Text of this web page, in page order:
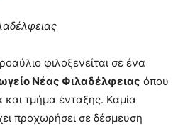
φιλοξενείται σε ένα
Νέας Φιλαδέλφειας όπου
και τμήμα ένταξης. Καμία
προχωρήσει σε δέσμευση